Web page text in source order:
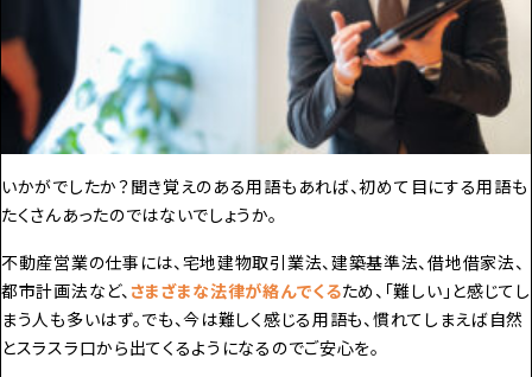
いかがでしたか？聞き覚えのある用語もあれば、初めて目にする用語も
たくさんあったのではないでしょうか。
不動産営業の仕事には、宅地建物取引業法、建築基準法、借地借家法、
都市計画法など、さまざまな法律が絡んでくるため、「難しい」と感じてし
まう人も多いはず。でも、今は難しく感じる用語も、慣れてしまえば自然
とスラスラ口から出てくるようになるのでご安心を。